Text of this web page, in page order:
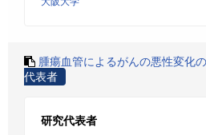
腫瘍血管によるがんの悪性変化
代表者
研究代表者